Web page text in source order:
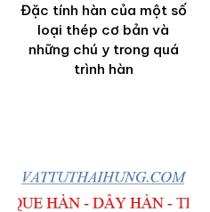
Đặc tính hàn của một số
loại thép cơ bản và
những chú y trong quá
trình hàn